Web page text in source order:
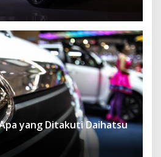
yang Ditakuti Daihatsu